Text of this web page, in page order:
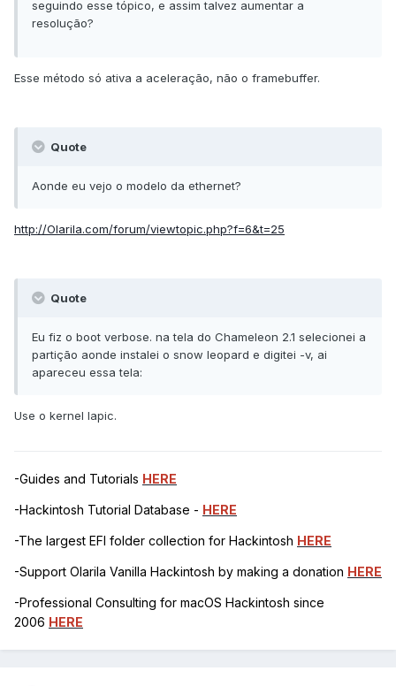
seguindo esse tópico, e assim talvez aumentar a
resolução?
Esse método só ativa a aceleração, não o framebuffer.
Quote
Aonde eu vejo o modelo da ethernet?
http://Olarila.com/forum/viewtopic.php?f=6&t=25
Quote
Eu fiz o boot verbose. na tela do Chameleon 2.1 selecionei a
partição aonde instalei o snow leopard e digitei -v, ai
apareceu essa tela:
Use o kernel lapic.
-Guides and Tutorials HERE
-Hackintosh Tutorial Database - HERE
-The largest EFI folder collection for Hackintosh HERE
-Support Olarila Vanilla Hackintosh by making a donation HERE
-Professional Consulting for macOS Hackintosh since
2006 HERE